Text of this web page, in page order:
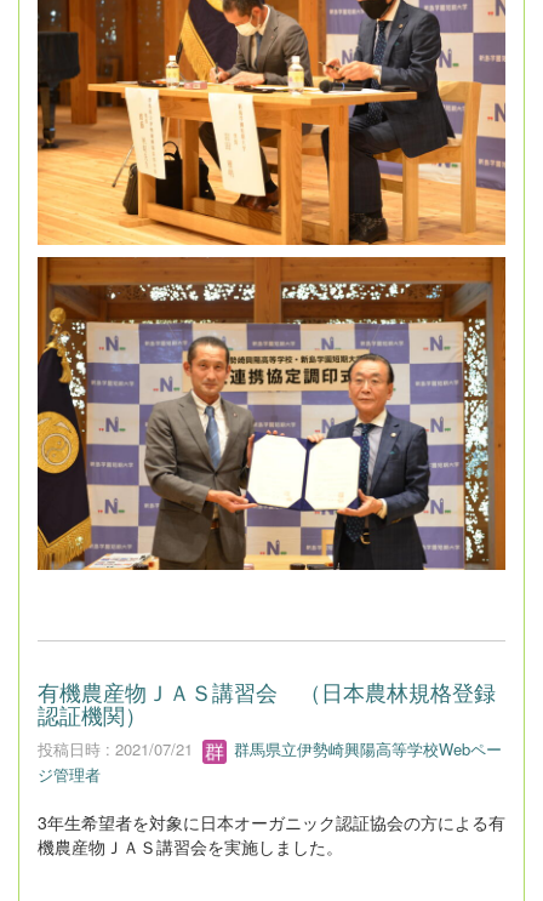
有機農産物ＪＡＳ講習会 （日本農林規格登録
認証機関）
投稿日時 : 2021/07/21
群馬県立伊勢崎興陽高等学校Webペー
ジ管理者
3年生希望者を対象に日本オーガニック認証協会の方による有
機農産物ＪＡＳ講習会を実施しました。